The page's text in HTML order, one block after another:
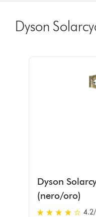
Dyson
Dyson
(nero/oro)
4.2 stars out of 54.2